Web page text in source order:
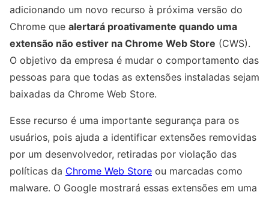
adicionando um novo recurso à próxima versão do
Chrome que alertará proativamente quando uma
extensão não estiver na Chrome Web Store (CWS).
O objetivo da empresa é mudar o comportamento das
pessoas para que todas as extensões instaladas sejam
baixadas da Chrome Web Store.
Esse recurso é uma importante segurança para os
usuários, pois ajuda a identificar extensões removidas
por um desenvolvedor, retiradas por violação das
políticas da Chrome Web Store ou marcadas como
malware. O Google mostrará essas extensões em uma